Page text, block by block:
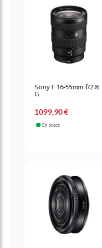
Sony E 16-55mm f/2.8
G
1099,90 €
En stock